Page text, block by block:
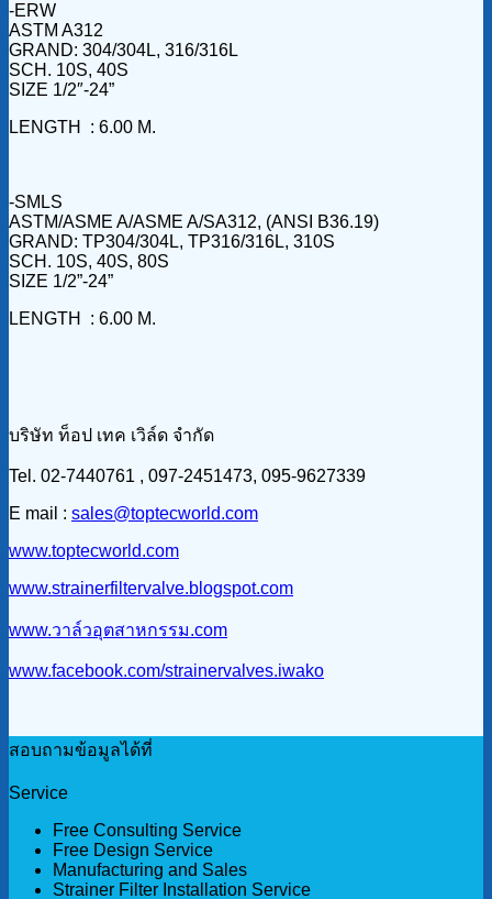
-ERW
ASTM A312
GRAND: 304/304L, 316/316L
SCH. 10S, 40S
SIZE 1/2″-24”
LENGTH : 6.00 M.
-SMLS
ASTM/ASME A/ASME A/SA312, (ANSI B36.19)
GRAND: TP304/304L, TP316/316L, 310S
SCH. 10S, 40S, 80S
SIZE 1/2”-24”
LENGTH : 6.00 M.
บริษัท ท็อป เทค เวิล์ด จำกัด
Tel. 02-7440761 , 097-2451473, 095-9627339
E mail : sales@toptecworld.com
www.toptecworld.com
www.strainerfiltervalve.blogspot.com
www.วาล์วอุตสาหกรรม.com
www.facebook.com/strainervalves.iwako
สอบถามข้อมูลได้ที่
Service
Free Consulting Service
Free Design Service
Manufacturing and Sales
Strainer Filter Installation Service